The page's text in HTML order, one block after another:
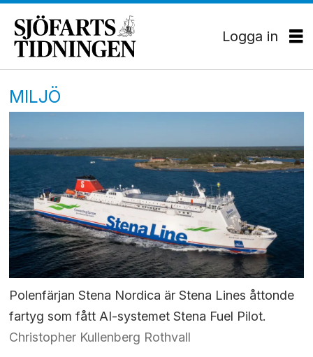
Logga in
MILJÖ
Polenfärjan Stena Nordica är Stena Lines åttonde
fartyg som fått AI-systemet Stena Fuel Pilot.
Christopher Kullenberg Rothvall